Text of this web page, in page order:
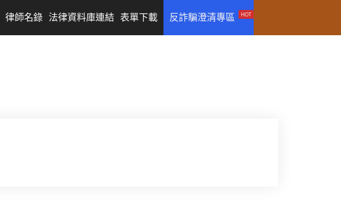
律師名錄 法律資料庫連結 表單下載 反詐騙澄清專區 HOT